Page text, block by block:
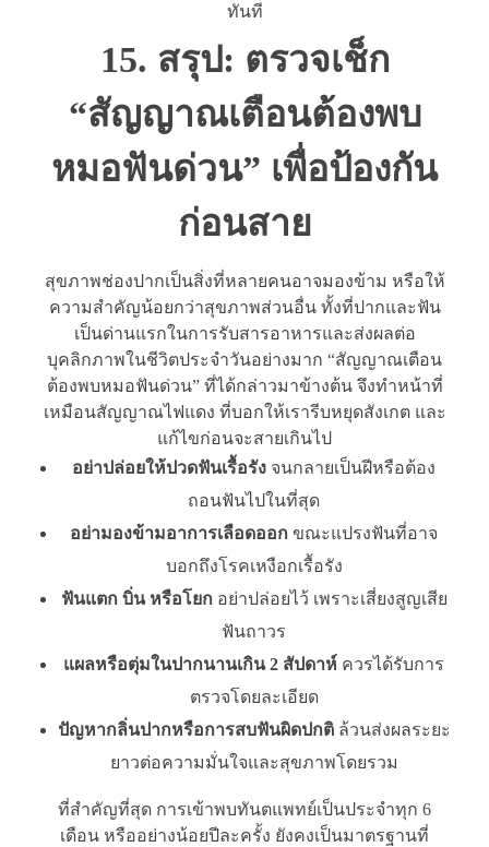
ทันที
15. สรุป: ตรวจเช็ก
“สัญญาณเตือนต้องพบ
หมอฟันด่วน” เพื่อป้องกัน
ก่อนสาย
สุขภาพช่องปากเป็นสิ่งที่หลายคนอาจมองข้าม หรือให้
ความสำคัญน้อยกว่าสุขภาพส่วนอื่น ทั้งที่ปากและฟัน
เป็นด่านแรกในการรับสารอาหารและส่งผลต่อ
บุคลิกภาพในชีวิตประจำวันอย่างมาก “สัญญาณเตือน
ต้องพบหมอฟันด่วน” ที่ได้กล่าวมาข้างต้น จึงทำหน้าที่
เหมือนสัญญาณไฟแดง ที่บอกให้เรารีบหยุดสังเกต และ
แก้ไขก่อนจะสายเกินไป
อย่าปล่อยให้ปวดฟันเรื้อรัง จนกลายเป็นฝีหรือต้อง
ถอนฟันไปในที่สุด
อย่ามองข้ามอาการเลือดออก ขณะแปรงฟันที่อาจ
บอกถึงโรคเหงือกเรื้อรัง
ฟันแตก บิ่น หรือโยก อย่าปล่อยไว้ เพราะเสี่ยงสูญเสีย
ฟันถาวร
แผลหรือตุ่มในปากนานเกิน 2 สัปดาห์ ควรได้รับการ
ตรวจโดยละเอียด
ปัญหากลิ่นปากหรือการสบฟันผิดปกติล้วนส่งผลระยะ
ยาวต่อความมั่นใจและสุขภาพโดยรวม
ที่สำคัญที่สุด การเข้าพบทันตแพทย์เป็นประจำทุก 6
เดือน หรืออย่างน้อยปีละครั้ง ยังคงเป็นมาตรฐานที่